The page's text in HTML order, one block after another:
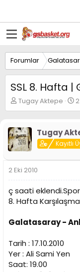
Forumlar
SSL 8. Hafta
K
o
u
y
u
B
a
ş
l
a
t
n
Tugay Aktepe
B
a
l
a
n
ı
t
a
r
i
Tugay
Kayıtlı
2 Eki 2010
ç saati
8. Hafta
Galatasaray -
Tarih : 17.10.2010
Yer : Ali Sami Yen
Saat: 19.00